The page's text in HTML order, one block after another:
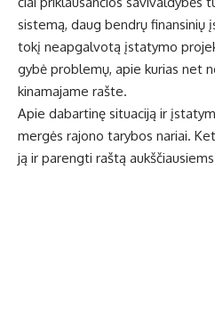
sis­te­mą, daug ben­drų fi­nan­si­nių
to­kį ne­ap­gal­vo­tą įsta­ty­mo
gy­bė pro­ble­mų, apie ku­rias net
ki­na­ma­ja­me raš­te.
Apie da­bar­ti­nę si­tu­a­ci­ją ir
mer­gės ra­jo­no ta­ry­bos na­riai.
ją ir pa­reng­ti raš­tą